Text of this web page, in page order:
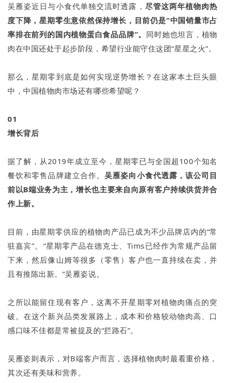
吴雁姿近日与小食代单独交流时透露， 尽管这两年植物肉热
度下降，星期零生意依然保持增长，目前仍是“中国销量市占
率排在前列的国内植物蛋白食品品牌”。 同时她也坦言，植物
肉在中国还处于起步阶段，希望行业能守住这团“星星之火”。
那么，星期零到底是如何实现逆势增长？在这家本土巨头眼
中，中国植物肉市场还有哪些希望呢？
01
增长背后
据了解，从2019年成立至今，星期零已与全国超100个知名
餐饮和零售品牌建立合作。吴雁姿向小食代透露，该公司目
前以B端业务为主，增长也主要来自向原有客户持续供货并合
作上新。
目前，由星期零供应的植物肉产品已成为不少品牌店内的“常
驻嘉宾”。“星期零产品在德克士、Tims已经作为常规产品留
下来，然后像山姆等很多（零售）客户也一直持续在卖，并
且有推陈出新。”吴雁姿说。
之所以能留住现有客户，这离不开星期零对植物肉痛点的突
破。在这个新兴品类发展路上，成本和价格较动物肉高、口
感口味不佳都是常被提及的“拦路石”。
吴雁姿则表示，对B端客户而言，选择植物肉时最看重价格，
其次还有美味和营养。